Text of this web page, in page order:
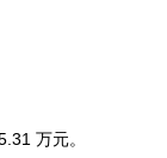
万元。